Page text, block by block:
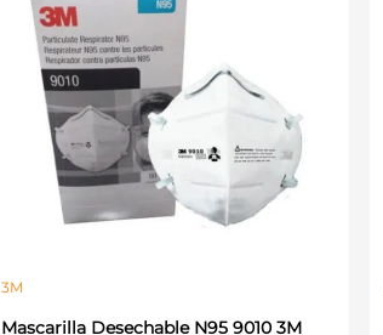
3M
Mascarilla Desechable N95 9010 3M